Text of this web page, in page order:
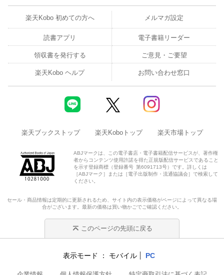
楽天Kobo 初めての方へ メルマガ設定
読書アプリ 電子書籍リーダー
領収書を発行する ご意見・ご要望
楽天Kobo ヘルプ お問い合わせ窓口
楽天ブックストップ 楽天Koboトップ 楽天市場トップ
ABJマークは、この電子書店・電子書籍配信サービスが、著作権
者からコンテンツ使用許諾を得た正規版配信サービスであること
を示す登録商標（登録番号 第6091713号）です。詳しくは
［ABJマーク］または［電子出版制作・流通協議会］で検索して
ください。
セール・商品情報は定期的に更新されるため、サイト内の表示価格がページによって異なる場
合がございます。最新の価格は買い物かごでご確認ください。
このページの先頭に戻る
表示モード モバイル PC